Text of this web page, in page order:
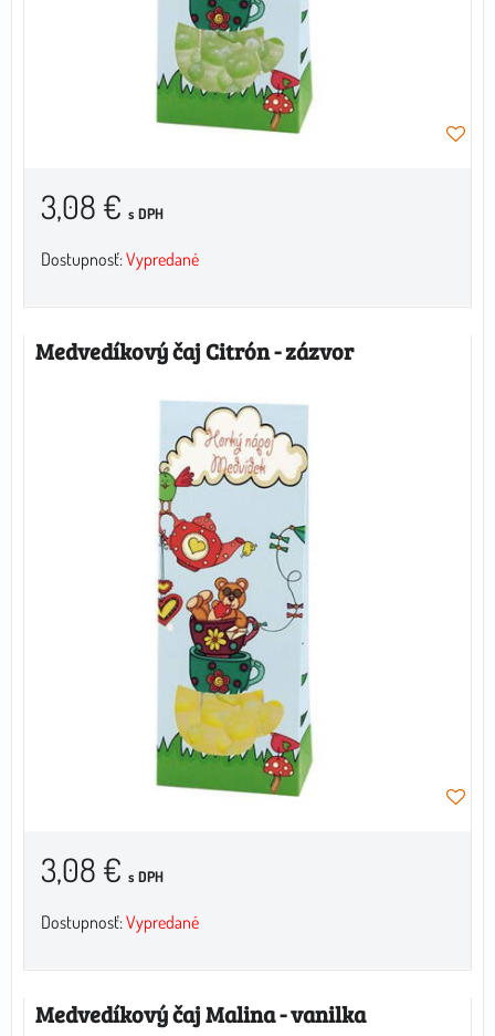
3,08 € s DPH
Dostupnosť:Vypredané
Medvedíkový čaj Citrón - zázvor
3,08 € s DPH
Dostupnosť:Vypredané
Medvedíkový čaj Malina - vanilka